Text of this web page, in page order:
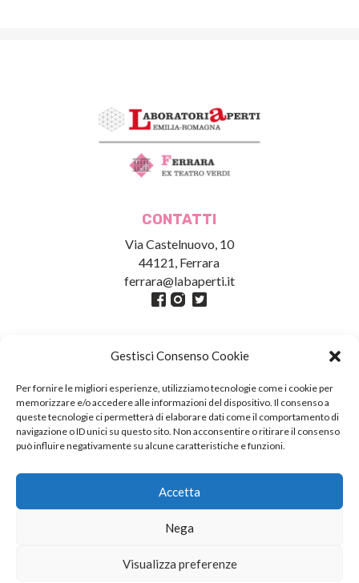
Gestisci Consenso Cookie
Per fornire le migliori esperienze, utilizziamo tecnologie come i cookie per
memorizzare e/o accedere alle informazioni del dispositivo. Il consenso a
queste tecnologie ci permetterà di elaborare dati come il comportamento di
navigazione o ID unici su questo sito. Non acconsentire o ritirare il consenso
può influire negativamente su alcune caratteristiche e funzioni.
Accetta
Nega
Visualizza preferenze
CONTATTI
Via Castelnuovo, 10
44121, Ferrara
ferrara@labaperti.it